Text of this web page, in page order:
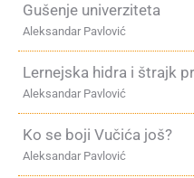
Gušenje univerziteta
Aleksandar Pavlović
Lernejska hidra i štrajk
Aleksandar Pavlović
Ko se boji Vučića još?
Aleksandar Pavlović